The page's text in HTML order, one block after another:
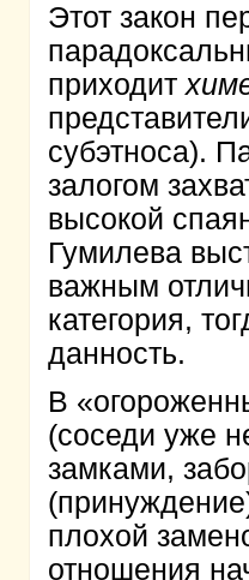
Этот закон
приходит
субэтноса).
залогом
высокой
Гумилева
важным
категория,
данность.
В
(соседи уже
замками,
плохой
отношения